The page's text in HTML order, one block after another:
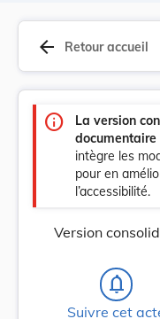
arrow_back Retour accueil
info
La version
intègre les
pour en
l’accessibilité.
Version
notifications_none
Suivre cet